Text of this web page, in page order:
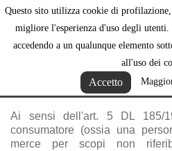
Questo sito utilizza cookie di
migliore l'esperienza d'uso degli
accedendo a un qualunque elemento
all'uso dei
Accetto

Diritto di recesso
Ai sensi dell'art. 5 DL 185/
consumatore (ossia una
merce per scopi non